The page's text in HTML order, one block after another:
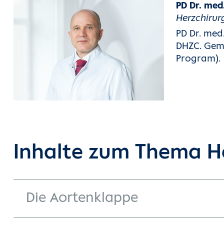
PD Dr.
PD Dr.
DHZC.
Program).
Inhalte zum Thema
Die Aortenklappe